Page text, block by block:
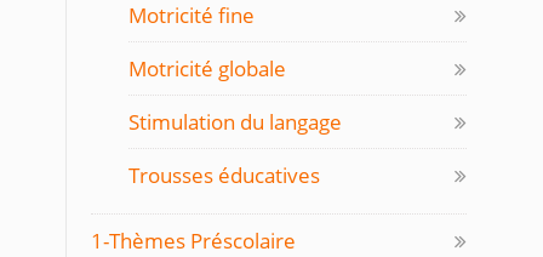
Motricité fine
Motricité globale
Stimulation du langage
Trousses éducatives
1-Thèmes Préscolaire